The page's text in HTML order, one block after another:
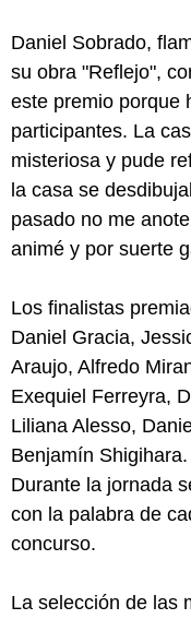
Daniel Sobrado,
su obra "Reflejo",
este premio porque
participantes. La
misteriosa y pude
la casa se
pasado no me
animé y por suerte
Los finalistas
Daniel Gracia,
Araujo, Alfredo
Exequiel Ferreyra,
Liliana Alesso,
Benjamín Shigihara.
Durante la jornada
con la palabra de
concurso.
La selección de las